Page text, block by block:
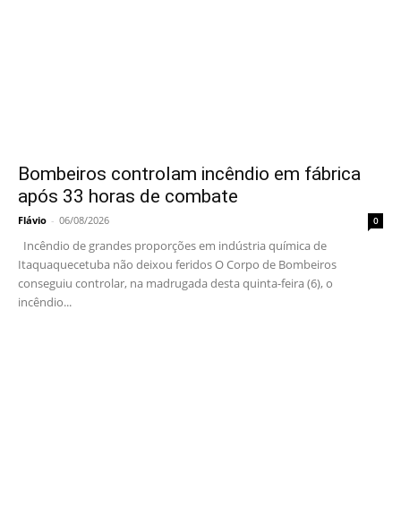
Bombeiros controlam incêndio em fábrica
após 33 horas de combate
Flávio - 06/08/2026 0
Incêndio de grandes proporções em indústria química de
Itaquaquecetuba não deixou feridos O Corpo de Bombeiros
conseguiu controlar, na madrugada desta quinta-feira (6), o
incêndio...